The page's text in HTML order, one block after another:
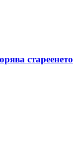
стареенето